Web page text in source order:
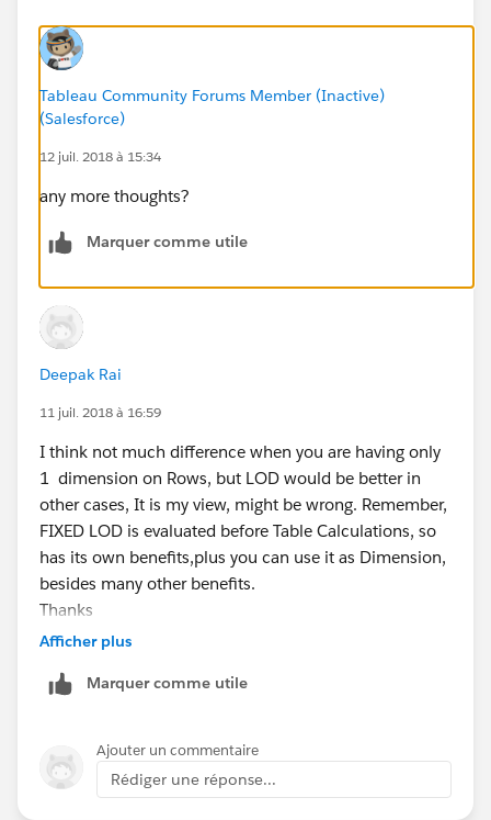
Tableau Community Forums Member (Inactive)
(Salesforce)
12 juil. 2018 à 15:34
any more thoughts?
Marquer comme utile
Deepak Rai
11 juil. 2018 à 16:59
I think not much difference when you are having only
1 dimension on Rows, but LOD would be better in
other cases, It is my view, might be wrong. Remember,
FIXED LOD is evaluated before Table Calculations, so
has its own benefits,plus you can use it as Dimension,
besides many other benefits.
Thanks
Deepak
Afficher plus
Marquer comme utile
Ajouter un commentaire
Rédiger une réponse...